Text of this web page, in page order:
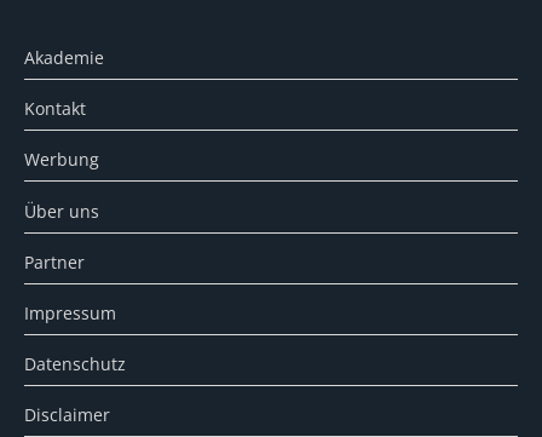
Akademie
Kontakt
Werbung
Über uns
Partner
Impressum
Datenschutz
Disclaimer